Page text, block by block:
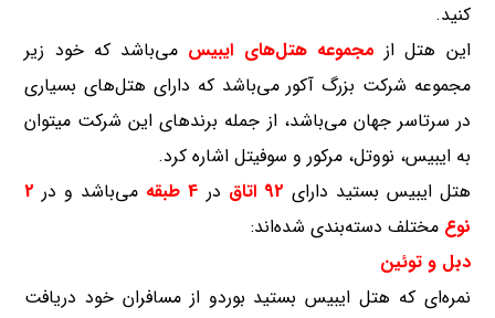
کنید.
این هتل از مجموعه هتل‌‌های ایبیس می‌باشد که خود زیر
مجموعه شرکت بزرگ آکور می‌باشد که دارای هتل‌های بسیاری
در سرتاسر جهان می‌باشد، از جمله برندهای این شرکت میتوان
به ایبیس، نووتل، مرکور و سوفیتل اشاره کرد.
هتل ایبیس بستید دارای 92 اتاق در 4 طبقه می‌باشد و در 2
نوع مختلف دسته‌بندی شده‌اند:
دبل و توئین
نمره‌ای که هتل ایبیس بستید بوردو از مسافران خود دریافت